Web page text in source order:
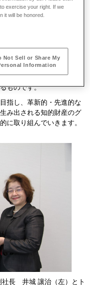
保有する特許データを基
新企業・機関のトップ１
開始から今回で５回目を
許数」「成功率（特許出
バル性」「引用における
ローバル性」の２つにお
ものです。
指し、革新的・先進的な
み出される知的財産のグ
に取り組んでいきます。
長 井城 讓治（左）とト
exercise your right. If we
it will be honored.
Not Sell or Share My
Information